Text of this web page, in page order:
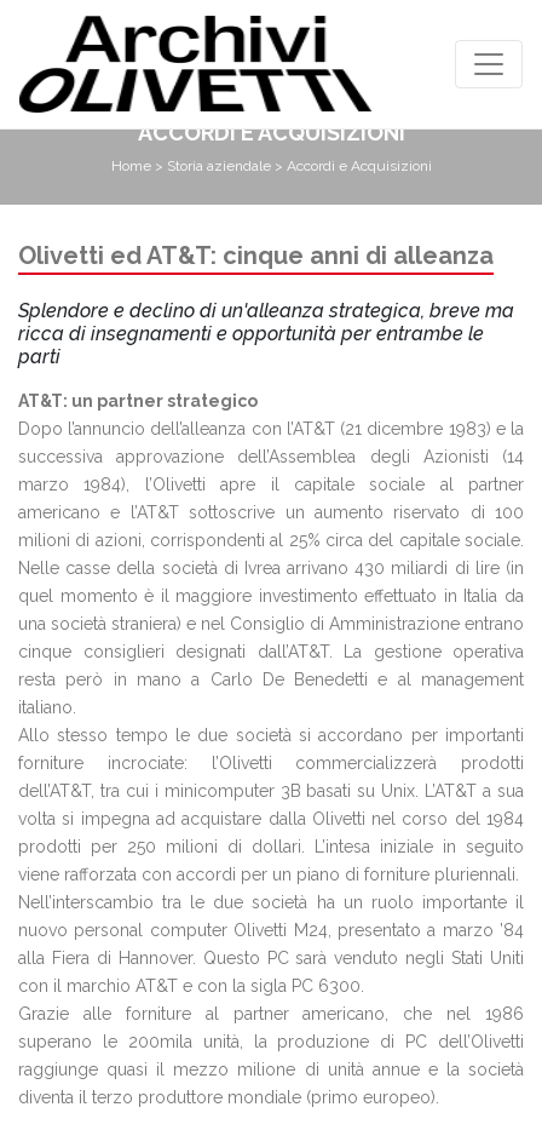
ACCORDI E ACQUISIZIONI
Home> Storia aziendale> Accordi e Acquisizioni
Olivetti ed AT&T: cinque anni di alleanza
Splendore e declino di un'alleanza strategica, breve ma
ricca di insegnamenti e opportunità per entrambe le
parti
AT&T: un partner strategico
Dopo l’annuncio dell’alleanza con l’AT&T (21 dicembre 1983) e la
successiva approvazione dell’Assemblea degli Azionisti (14
marzo 1984), l’Olivetti apre il capitale sociale al partner
americano e l’AT&T sottoscrive un aumento riservato di 100
milioni di azioni, corrispondenti al 25% circa del capitale sociale.
Nelle casse della società di Ivrea arrivano 430 miliardi di lire (in
quel momento è il maggiore investimento effettuato in Italia da
una società straniera) e nel Consiglio di Amministrazione entrano
cinque consiglieri designati dall’AT&T. La gestione operativa
resta però in mano a Carlo De Benedetti e al management
italiano.
Allo stesso tempo le due società si accordano per importanti
forniture incrociate: l’Olivetti commercializzerà prodotti
dell’AT&T, tra cui i minicomputer 3B basati su Unix. L’AT&T a sua
volta si impegna ad acquistare dalla Olivetti nel corso del 1984
prodotti per 250 milioni di dollari. L’intesa iniziale in seguito
viene rafforzata con accordi per un piano di forniture pluriennali.
Nell’interscambio tra le due società ha un ruolo importante il
nuovo personal computer Olivetti M24, presentato a marzo ’84
alla Fiera di Hannover. Questo PC sarà venduto negli Stati Uniti
con il marchio AT&T e con la sigla PC 6300.
Grazie alle forniture al partner americano, che nel 1986
superano le 200mila unità, la produzione di PC dell’Olivetti
raggiunge quasi il mezzo milione di unità annue e la società
diventa il terzo produttore mondiale (primo europeo).